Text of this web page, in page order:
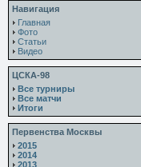
Навигация
Главная
Фото
Статьи
Видео
ЦСКА-98
Все турниры
Все матчи
Итоги
Первенства Москвы
2015
2014
2013